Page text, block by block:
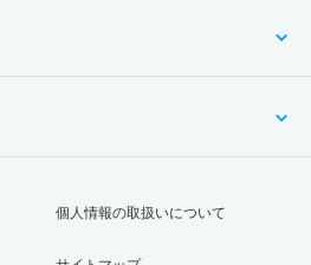
個人情報の取扱いについて